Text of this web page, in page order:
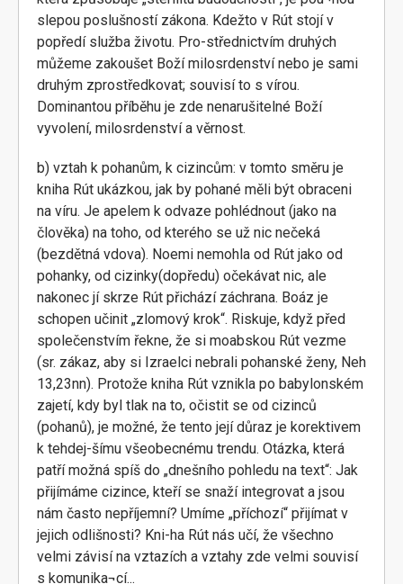
slepou poslušností zákona. Kdežto v Rút stojí v
popředí služba životu. Pro-střednictvím druhých
můžeme zakoušet Boží milosrdenství nebo je sami
druhým zprostředkovat; souvisí to s vírou.
Dominantou příběhu je zde nenarušitelné Boží
vyvolení, milosrdenství a věrnost.
b) vztah k pohanům, k cizincům: v tomto směru je
kniha Rút ukázkou, jak by pohané měli být obraceni
na víru. Je apelem k odvaze pohlédnout (jako na
člověka) na toho, od kterého se už nic nečeká
(bezdětná vdova). Noemi nemohla od Rút jako od
pohanky, od cizinky(dopředu) očekávat nic, ale
nakonec jí skrze Rút přichází záchrana. Boáz je
schopen učinit „zlomový krok“. Riskuje, když před
společenstvím řekne, že si moabskou Rút vezme
(sr. zákaz, aby si Izraelci nebrali pohanské ženy, Neh
13,23nn). Protože kniha Rút vznikla po babylonském
zajetí, kdy byl tlak na to, očistit se od cizinců
(pohanů), je možné, že tento její důraz je korektivem
k tehdej-šímu všeobecnému trendu. Otázka, která
patří možná spíš do „dnešního pohledu na text“: Jak
přijímáme cizince, kteří se snaží integrovat a jsou
nám často nepříjemní? Umíme „příchozí“ přijímat v
jejich odlišnosti? Kni-ha Rút nás učí, že všechno
velmi závisí na vztazích a vztahy zde velmi souvisí
s komunika¬cí...